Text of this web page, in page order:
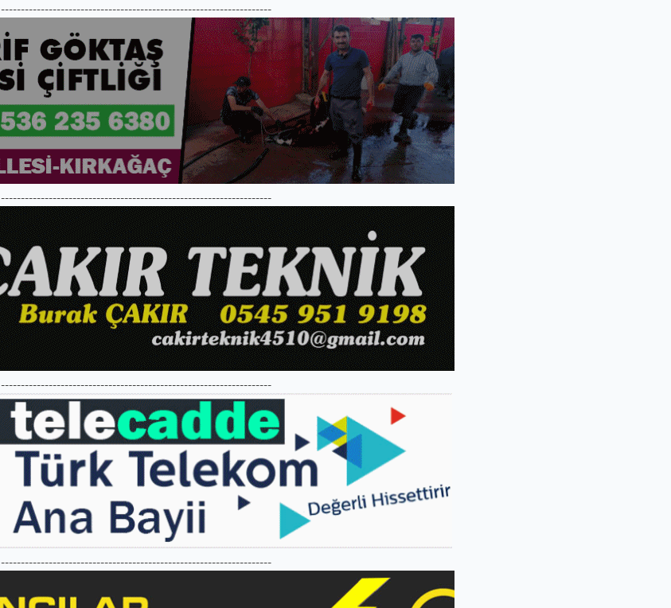
--------------------------------------------------------------------
--------------------------------------------------------------------
--------------------------------------------------------------------
--------------------------------------------------------------------